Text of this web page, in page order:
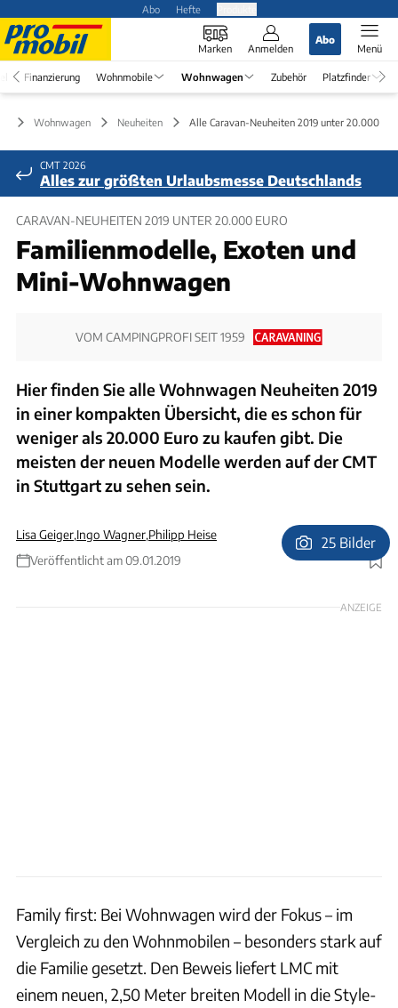
Abo Hefte
Marken Anmelden
Abo
Menü
Finanzierung Wohnmobile Wohnwagen Zubehör Platzfinder
Wohnwagen Neuheiten Alle Caravan-Neuheiten 2019 unter 20.000
CMT 2026
Alles zur größten Urlaubsmesse Deutschlands
CARAVAN-NEUHEITEN 2019 UNTER 20.000 EURO
Familienmodelle, Exoten und
Mini-Wohnwagen
VOM CAMPINGPROFI SEIT 1959
Hier finden Sie alle Wohnwagen Neuheiten 2019
in einer kompakten Übersicht, die es schon für
weniger als 20.000 Euro zu kaufen gibt. Die
meisten der neuen Modelle werden auf der CMT
in Stuttgart zu sehen sein.
Lisa Geiger,Ingo Wagner,Philipp Heise
Veröffentlicht am 09.01.2019
Foto: Hersteller
25 Bilder
ANZEIGE
Family first: Bei Wohnwagen wird der Fokus – im
Vergleich zu den Wohnmobilen – besonders stark auf
die Familie gesetzt. Den Beweis liefert LMC mit
einem neuen, 2,50 Meter breiten Modell in die Style-